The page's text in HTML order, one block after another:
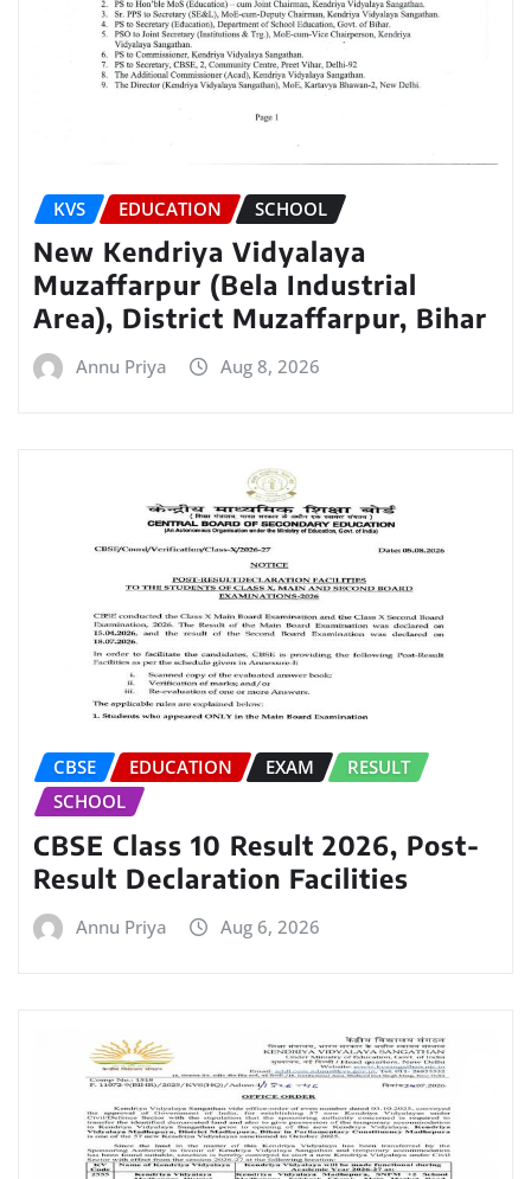
KVS EDUCATION SCHOOL
New Kendriya Vidyalaya
Muzaffarpur (Bela Industrial
Area), District Muzaffarpur, Bihar
Annu Priya Aug 8, 2026
CBSE EDUCATION EXAM
RESULT
SCHOOL
CBSE Class 10 Result 2026, Post-
Result Declaration Facilities
Annu Priya Aug 6, 2026